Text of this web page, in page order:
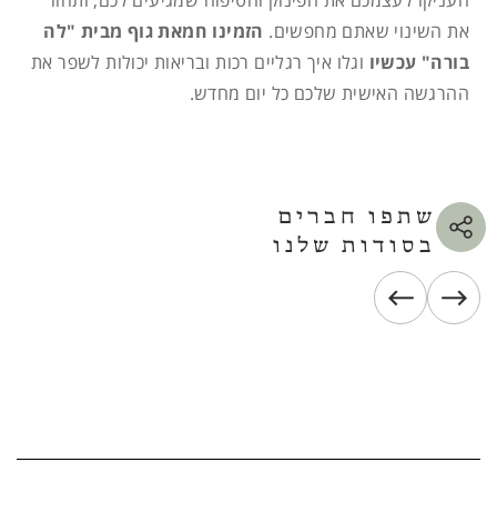
את השינוי שאתם מחפשים. הזמינו חמאת גוף מבית "לה
בורה" עכשיו וגלו איך רגליים רכות ובריאות יכולות לשפר את
ההרגשה האישית שלכם כל יום מחדש.
שתפו חברים
בסודות שלנו